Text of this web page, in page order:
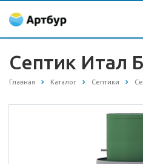
Септик Итал
Главная Каталог Септики